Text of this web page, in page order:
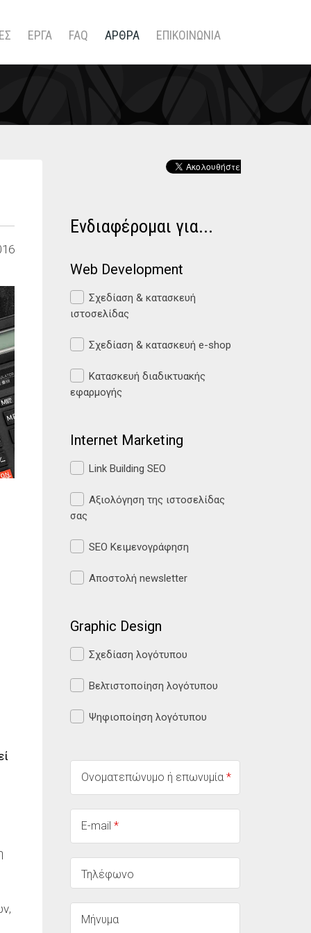
ΕΡΓΑ FAQ ΑΡΘΡΑ ΕΠΙΚΟΙΝΩΝΙΑ
Ενδιαφέρομαι για...
Web Development
Σχεδίαση & κατασκευή
ιστοσελίδας
Σχεδίαση & κατασκευή e-shop
Κατασκευή διαδικτυακής
εφαρμογής
Internet Marketing
Link Building SEO
Αξιολόγηση της ιστοσελίδας
σας
SEO Κειμενογράφηση
Αποστολή newsletter
Graphic Design
Σχεδίαση λογότυπου
Βελτιστοποίηση λογότυπου
Ψηφιοποίηση λογότυπου
Ονοματεπώνυμο ή επωνυμία*
E-mail *
Τηλέφωνο
Μήνυμα